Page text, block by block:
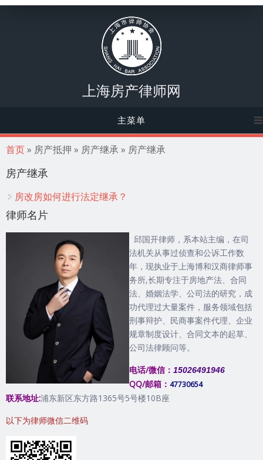
上海房产律师网
主菜单
你在这里
首页» 房产抵押 » 房产继承 » 房产继承
房产继承
房改房如何进行法定继承？
律师名片
邱国开律师，系本站主编，在司
法机关从事过侦查和公诉工作数
年，现执业于上海博和汉商律师事
务所,长期专注于房地产法、合同
法、婚姻法学、公司法的研究，成
功代理过大量案件，服务领域包括
刑事辩护、民商事案件代理、企业
规章制度设计、合同文本的起草、
公司法律顾问等。
电话/微信： 15026491946
QQ/邮箱： 47730654
联系地址:浦东新区东方路1365号5号楼10B座
以下为律师微信二维码